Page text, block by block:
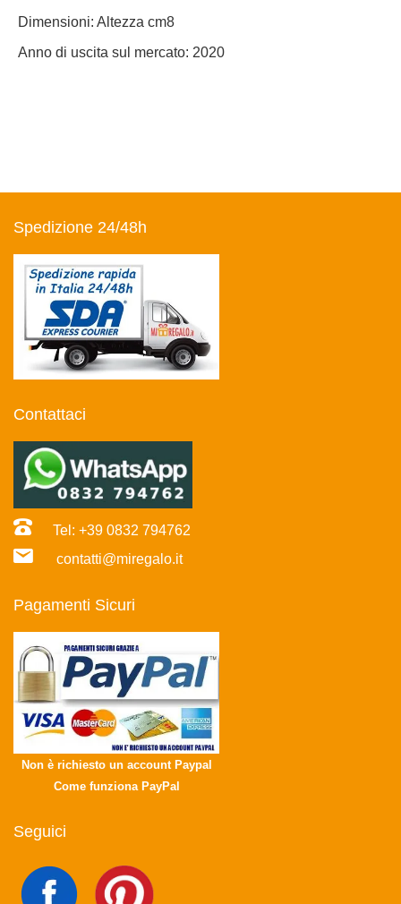
Dimensioni: Altezza cm8
Anno di uscita sul mercato: 2020
Spedizione 24/48h
Contattaci
Tel: +39 0832 794762
contatti@miregalo.it
Pagamenti Sicuri
Non è richiesto un account Paypal
Come funziona PayPal
Seguici